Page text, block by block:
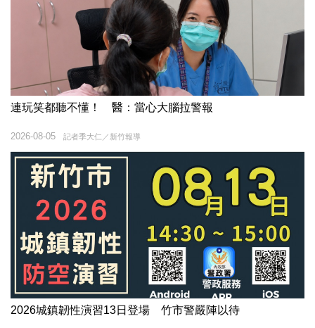
連玩笑都聽不懂！ 醫：當心大腦拉警報
記者季大仁／新竹報導
2026-08-05
2026城鎮韌性演習13日登場 竹市警嚴陣以待